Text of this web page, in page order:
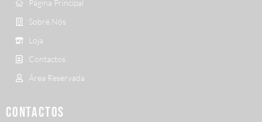
Página Principal
Sobré Nós
Loja
Contactos
Área Reservada
CONTACTOS